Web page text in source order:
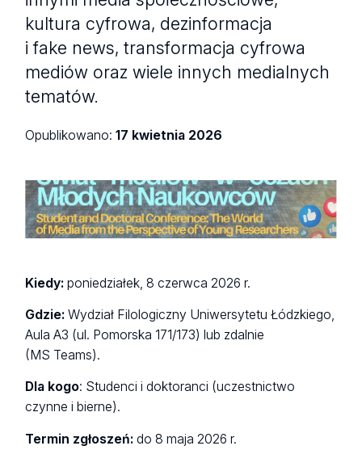
kultura cyfrowa, dezinformacja
i fake news, transformacja cyfrowa
mediów oraz wiele innych medialnych
tematów.
Opublikowano:17 kwietnia 2026
Baner konferencji "Świat mediów w oczach Młodych
Naukowców".
Kiedy:poniedziałek, 8 czerwca 2026 r.
Gdzie:Wydział Filologiczny Uniwersytetu Łódzkiego,
Aula A3 (ul. Pomorska 171/173) lub zdalnie
(MS Teams).
Dla kogo: Studenci i doktoranci (uczestnictwo
czynne i bierne).
Termin zgłoszeń: do 8 maja 2026 r.